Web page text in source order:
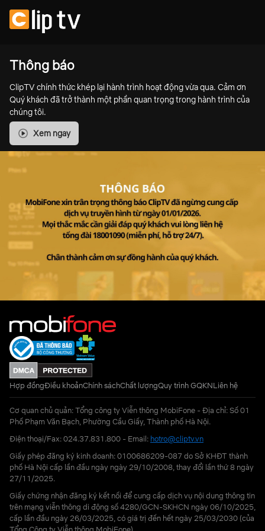
Thông báo
ClipTV chính thức khép lại hành trình hoạt động vừa qua. Cảm ơn
Quý khách đã trở thành một phần quan trọng trong hành trình của
chúng tôi.
Xem ngay
Hợp đồngĐiều khoảnChính sáchChất lượngQuy trình GQKNLiên hệ
Cơ quan chủ quản: Tổng công ty Viễn thông MobiFone - Địa chỉ: Số 01
Phố Phạm Văn Bạch, Phường Cầu Giấy, Thành phố Hà Nội.
Điện thoại/Fax: 024.37.831.800 - Email: hotro@cliptv.vn
Giấy phép đăng ký kinh doanh: 0100686209-087 do Sở KHĐT thành
phố Hà Nội cấp lần đầu ngày ngày 29/10/2008, thay đổi lần thứ 8 ngày
27/11/2025.
Giấy chứng nhận đăng ký kết nối để cung cấp dịch vụ nội dung thông tin
trên mạng viễn thông di động số 4280/GCN-SKHCN ngày 06/10/2025,
cấp lần đầu ngày 26/03/2025, có giá trị đến hết ngày 25/03/2030 (của